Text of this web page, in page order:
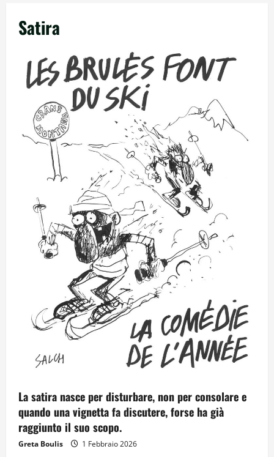
Satira
La satira nasce per disturbare, non per consolare e
quando una vignetta fa discutere, forse ha già
raggiunto il suo scopo.
Greta Boulis 1 Febbraio 2026